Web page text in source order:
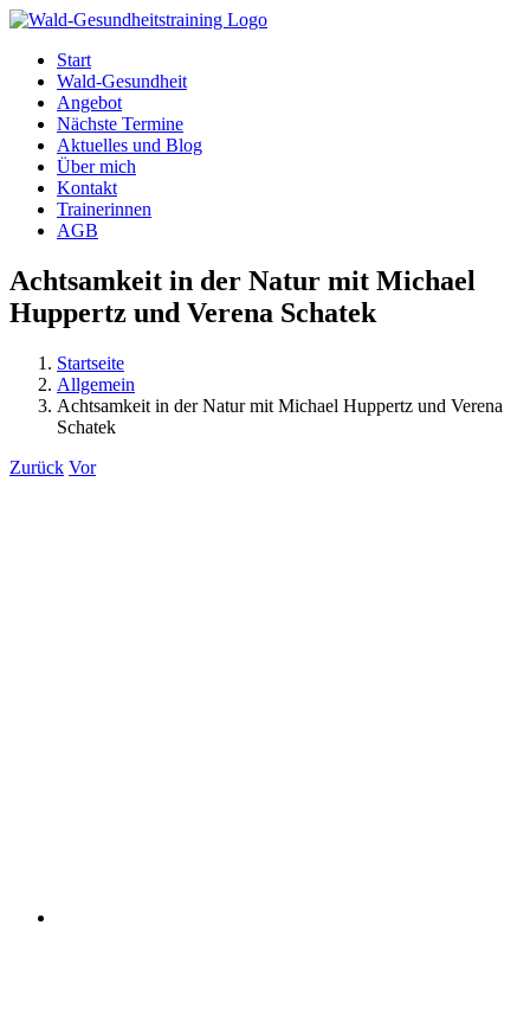
Zum
springenStart
Wald-Gesundheit
Angebot
Nächste Termine
Aktuelles und Blog
Über mich
Kontakt
Trainerinnen
AGB
Achtsamkeit in der Natur mit Michael
Huppertz und Verena Schatek
Startseite
Allgemein
Achtsamkeit in der Natur mit Michael Huppertz und Verena
Schatek
Zurück Vor